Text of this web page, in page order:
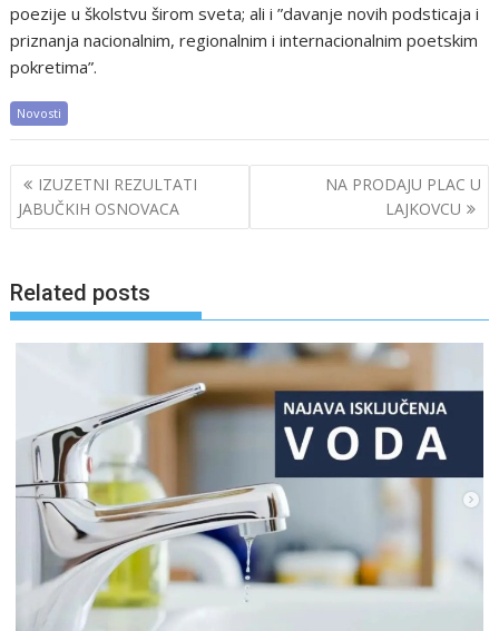
poezije u školstvu širom sveta; ali i ”davanje novih podsticaja i
priznanja nacionalnim, regionalnim i internacionalnim poetskim
pokretima”.
Novosti
Post
navigation
IZUZETNI REZULTATI
JABUČKIH OSNOVACA
NA PRODAJU PLAC U
LAJKOVCU
Related posts